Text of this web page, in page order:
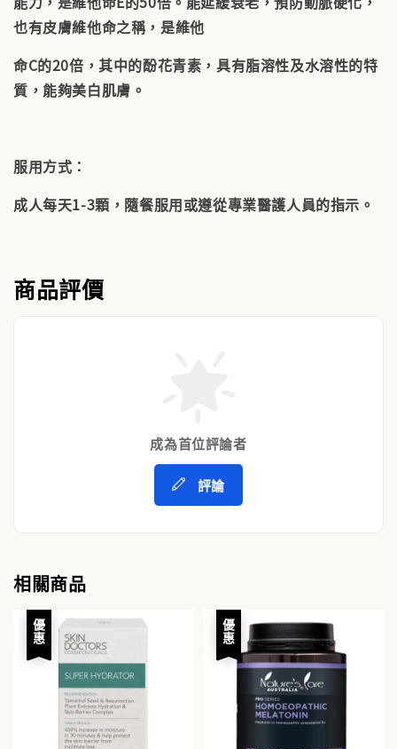
也有皮膚維他命之稱，是維他
命C的20倍，其中的酚花青素，具有脂溶性及水溶性的特
質，能夠美白肌膚。
服用方式：
成人每天1-3顆，隨餐服用或遵從專業醫護人員的指示。
商品評價
成為首位評論者
評論
相關商品
優惠 優惠